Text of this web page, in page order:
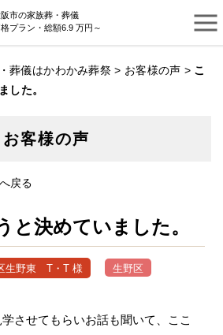
市の家族葬・葬儀
プラン・総額6.9 万円～
葬儀はかわかみ葬祭 > お客様の声 > こ
した。
お客様の声
戻る
と決めていました。
生野東 T・T 様
生野区
させてもらいお話も聞いて、ここ